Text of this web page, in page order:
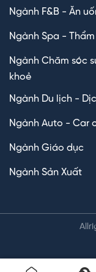
Ngành F&B - Ăn
Ngành Spa -
Ngành Chăm sóc
khoẻ
Ngành Du lịch -
Ngành Auto - Car
Ngành Giáo dục
Ngành Sản Xuất